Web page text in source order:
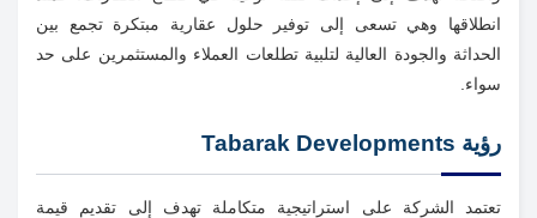
انطلاقها وهي تسعى إلى توفير حلول عقارية مبتكرة تجمع بين
الحداثة والجودة العالية لتلبية تطلعات العملاء والمستثمرين على حد
سواء.
رؤية Tabarak Developments
تعتمد الشركة على استراتيجية متكاملة تهدف إلى تقديم قيمة